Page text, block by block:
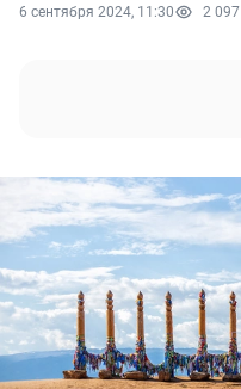
6 сентября 2024, 11:30 2 097